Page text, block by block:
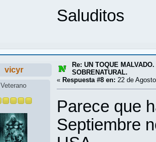
Saluditos
vicyr
Veterano
Re: UN TOQUE
SOBRENATURAL.
« Respuesta #8 en: 22 de
Parece que
Septiembre